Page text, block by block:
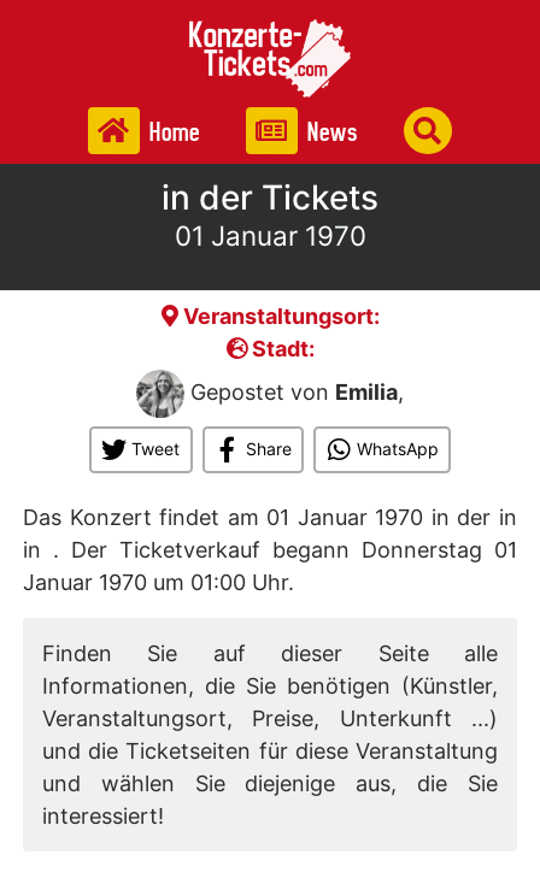
Home News
in der Tickets
01 Januar 1970
Veranstaltungsort:
Stadt:
Gepostet von Emilia,
Tweet Share WhatsApp
Das Konzert findet am 01 Januar 1970 in der in
in . Der Ticketverkauf begann Donnerstag 01
Januar 1970 um 01:00 Uhr.
Finden Sie auf dieser Seite alle
Informationen, die Sie benötigen (Künstler,
Veranstaltungsort, Preise, Unterkunft ...)
und die Ticketseiten für diese Veranstaltung
und wählen Sie diejenige aus, die Sie
interessiert!